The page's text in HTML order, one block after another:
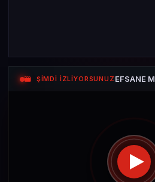
ŞİMDİ İZLİYORSUNUZ